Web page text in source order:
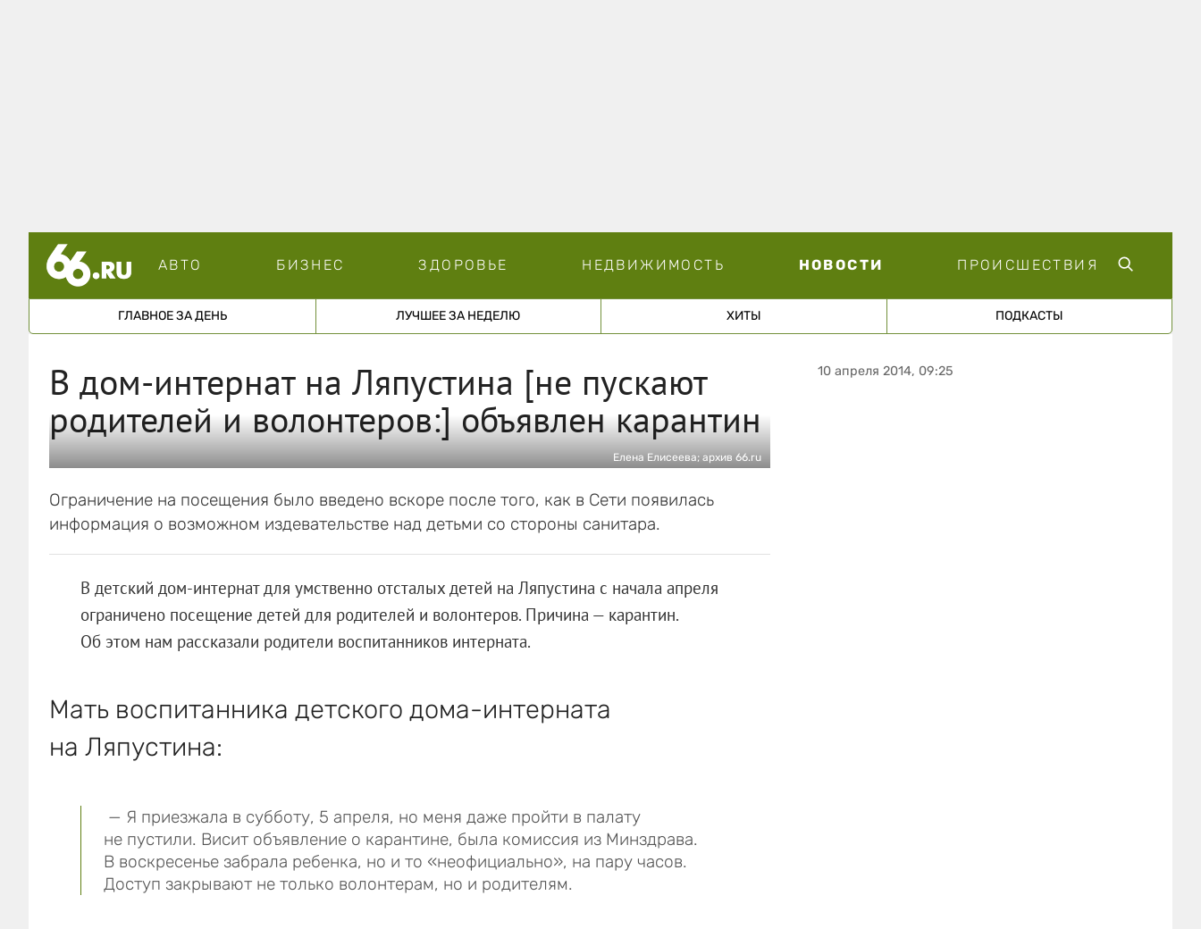
АВТО БИЗНЕС ЗДОРОВЬЕ НЕДВИЖИМОСТЬ НОВОСТИ ПРОИСШЕСТВИЯ
ГЛАВНОЕ ЗА ДЕНЬ ЛУЧШЕЕ ЗА НЕДЕЛЮ ХИТЫ ПОДКАСТЫ
В дом-интернат на Ляпустина [не пускают
родителей и волонтеров:] объявлен карантин
Елена Елисеева; архив 66.ru
Ограничение на посещения было введено вскоре после того, как в Сети появилась
информация о возможном издевательстве над детьми со стороны санитара.
В детский дом-интернат для умственно отсталых детей на Ляпустина с начала апреля
ограничено посещение детей для родителей и волонтеров. Причина — карантин.
Об этом нам рассказали родители воспитанников интерната.
Мать воспитанника детского дома-интерната
на Ляпустина:
— Я приезжала в субботу, 5 апреля, но меня даже пройти в палату
не пустили. Висит объявление о карантине, была комиссия из Минздрава.
В воскресенье забрала ребенка, но и то «неофициально», на пару часов.
Доступ закрывают не только волонтерам, но и родителям.
10 апреля 2014, 09:25